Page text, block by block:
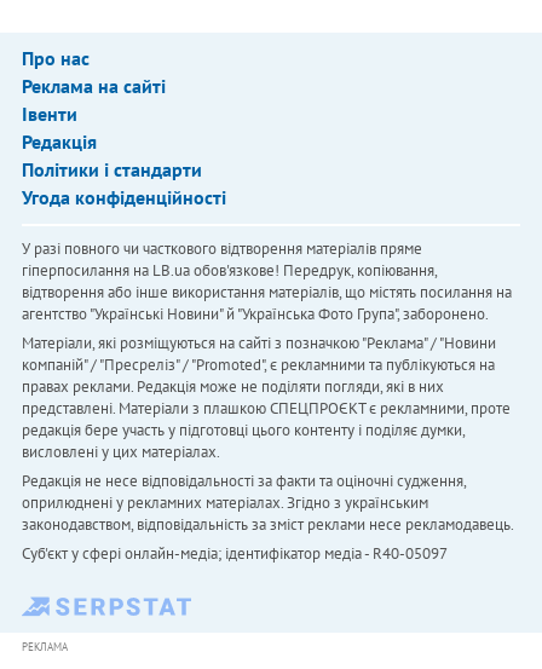
Про нас
Реклама на сайті
Івенти
Редакція
Політики і стандарти
Угода конфіденційності
У разі повного чи часткового відтворення матеріалів пряме
гіперпосилання на LB.ua обов'язкове! Передрук, копіювання,
відтворення або інше використання матеріалів, що містять посилання на
агентство "Українськi Новини" й "Українська Фото Група", заборонено.
Матеріали, які розміщуються на сайті з позначкою "Реклама" / "Новини
компаній" / "Пресреліз" / "Promoted", є рекламними та публікуються на
правах реклами. Редакція може не поділяти погляди, які в них
представлені. Матеріали з плашкою СПЕЦПРОЄКТ є рекламними, проте
редакція бере участь у підготовці цього контенту і поділяє думки,
висловлені у цих матеріалах.
Редакція не несе відповідальності за факти та оціночні судження,
оприлюднені у рекламних матеріалах. Згідно з українським
законодавством, відповідальність за зміст реклами несе рекламодавець.
Cуб'єкт у сфері онлайн-медіа; ідентифікатор медіа - R40-05097
РЕКЛАМА